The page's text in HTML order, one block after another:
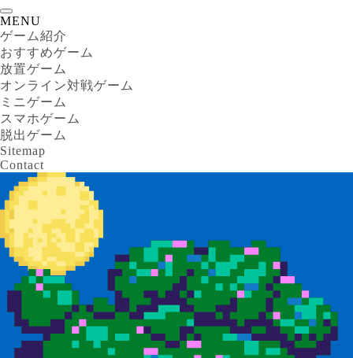
MENU
ゲーム紹介
おすすめゲーム
放置ゲーム
オンライン対戦ゲーム
ミニゲーム
スマホゲーム
脱出ゲーム
Sitemap
Contact